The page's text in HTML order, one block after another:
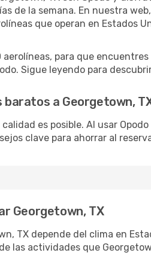
de la semana. En nuestra
que operan en Estados
para que
Sigue leyendo para
a Georgetown,
es posible. Al usar
clave para ahorrar al
Georgetown, TX
TX depende del clima en
las actividades que